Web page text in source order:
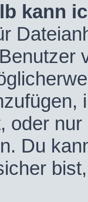
kann
oder
Du